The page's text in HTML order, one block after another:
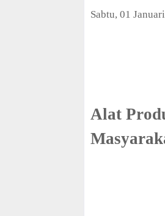
Sabtu, 01
Alat